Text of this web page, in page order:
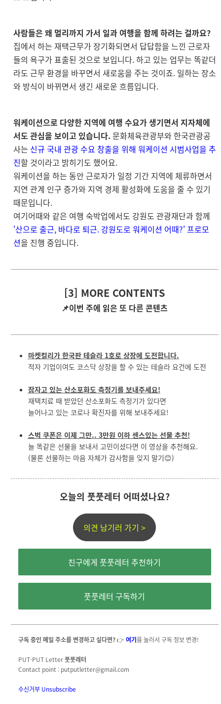
사람들은 왜 멀리까지 가서 일과 여행을 함께 하려는 걸까요?
집에서 하는 재택근무가 장기화되면서 답답함을 느낀 근로자
들의 욕구가 표출된 것으로 보입니다. 하고 있는 업무는 똑같더
라도 근무 환경을 바꾸면서 새로움을 주는 것이죠. 일하는 장소
와 방식이 바뀌면서 생긴 새로운 흐름입니다.
워케이션으로 다양한 지역에 여행 수요가 생기면서 지자체에
서도 관심을 보이고 있습니다. 문화체육관광부와 한국관광공
사는 신규 국내 관광 수요 창출을 위해 워케이션 시범사업을 추
진할 것이라고 밝히기도 했어요.
워케이션을 하는 동안 근로자가 일정 기간 지역에 체류하면서
지연 관계 인구 증가와 지역 경제 활성화에 도움을 줄 수 있기
때문입니다.
여기어때와 같은 여행 숙박업에서도 강원도 관광재단과 함께
'산으로 출근, 바다로 퇴근. 강원도로 워케이션 어때?' 프로모
션을 진행 중입니다.
[3] MORE CONTENTS
📌이번 주에 읽은 또 다른 콘텐츠
마켓컬리가 한국판 테슬라 1호로 상장에 도전합니다.
적자 기업이여도 코스닥 상장을 할 수 있는 테슬라 요건에 도전
잠자고 있는 산소포화도 측정기를 보내주세요!
재택치료 때 받았던 산소포화도 측정기가 있다면
늘어나고 있는 코로나 확진자를 위해 보내주세요!
스벅 쿠폰은 이제 그만.. 3만원 이하 센스있는 선물 추천!
늘 똑같은 선물을 보내서 고민이셨다면 이 영상을 추천해요.
(물론 선물하는 마음 자체가 감사함을 잊지 말기😊)
오늘의 풋풋레터 어떠셨나요?
의견 남기러 가기 >
친구에게 풋풋레터 추천하기
풋풋레터 구독하기
구독 중인 메일 주소를 변경하고 싶다면?👉 여기를 눌러서 구독 정보 변경!
PUT-PUT Letter풋풋레터
Contact point : putputletter@gmail.com
수신거부 Unsubscribe